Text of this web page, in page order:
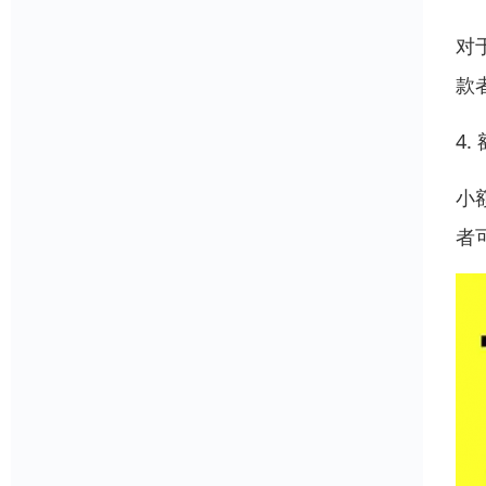
对
款
4.
小
者